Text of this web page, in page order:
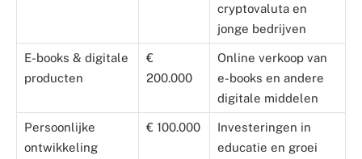
cryptovaluta en
jonge bedrijven
E-books & digitale
producten
€
200.000
Online verkoop van
e-books en andere
digitale middelen
Persoonlijke
ontwikkeling
€ 100.000
Investeringen in
educatie en groei